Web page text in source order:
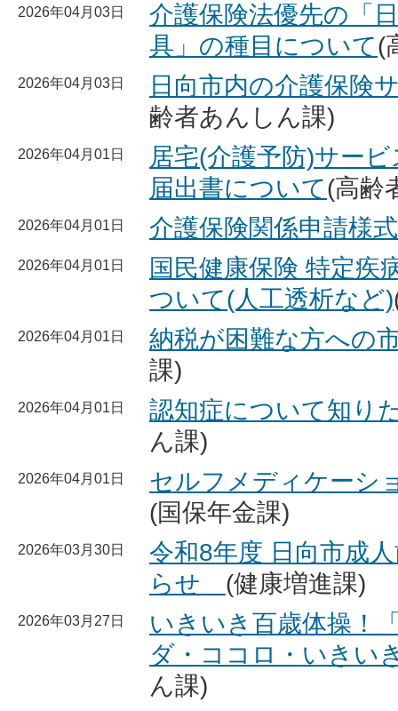
2026年04月03日
介護保険法優先の「
具」の種目について(
2026年04月03日
日向市内の介護保険
齢者あんしん課)
2026年04月01日
居宅(介護予防)サー
届出書について(高齢
2026年04月01日 介護保険関係申請様式
2026年04月01日
国民健康保険 特定疾
ついて(人工透析など)
2026年04月01日
納税が困難な方への
課)
2026年04月01日
認知症について知り
ん課)
2026年04月01日
セルフメディケーシ
(国保年金課)
2026年03月30日
令和8年度 日向市成
らせ (健康増進課)
2026年03月27日
いきいき百歳体操
ダ・ココロ・いきい
ん課)